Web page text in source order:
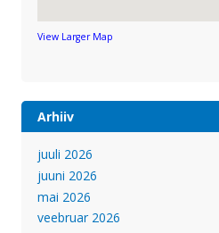
View Larger Map
Arhiiv
juuli 2026
juuni 2026
mai 2026
veebruar 2026